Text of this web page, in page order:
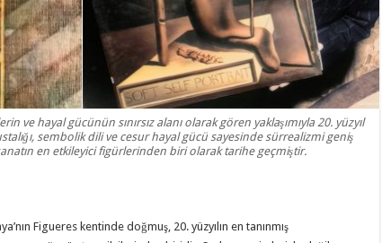
ve hayal gücünün sınırsız alanı olarak gören yaklaşımıyla 20. yüzyıl
sembolik dili ve cesur hayal gücü sayesinde sürrealizmi geniş
en etkileyici figürlerinden biri olarak tarihe geçmiştir.
Figueres kentinde doğmuş, 20. yüzyılın en tanınmış